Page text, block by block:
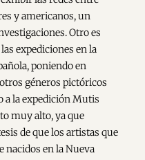
y americanos, un
Otro es
expediciones en la
poniendo en
géneros pictóricos
a la expedición Mutis
muy alto, ya que
de que los artistas que
nacidos en la Nueva